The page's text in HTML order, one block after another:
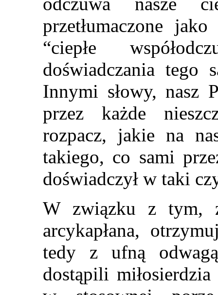
przetłumaczone
“ciepłe
doświadczania tego
Innymi słowy, nasz
przez każde
rozpacz, jakie na
takiego, co sami
doświadczył w taki
W związku z tym,
arcykapłana,
tedy z ufną
dostąpili